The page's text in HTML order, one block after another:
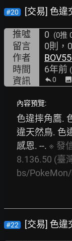
#20 [交易] 色違
推噓 0 (0推
留言 0則，
作者
時間 6年前
資訊 0 image
內容預覽:
色違摔角鷹.
違天然鳥. 色
感恩. --. ※ 發
8.136.50 (臺
bs/
#22 [交易] 色違